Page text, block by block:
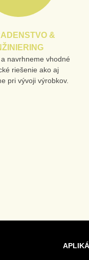
&
navrhneme vhodné
riešenie ako aj
pri vývoji výrobkov.